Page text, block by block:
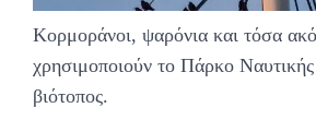
Κορμοράνοι, ψαρόνια και τόσα
χρησιμοποιούν το Πάρκο
βιότοπος.